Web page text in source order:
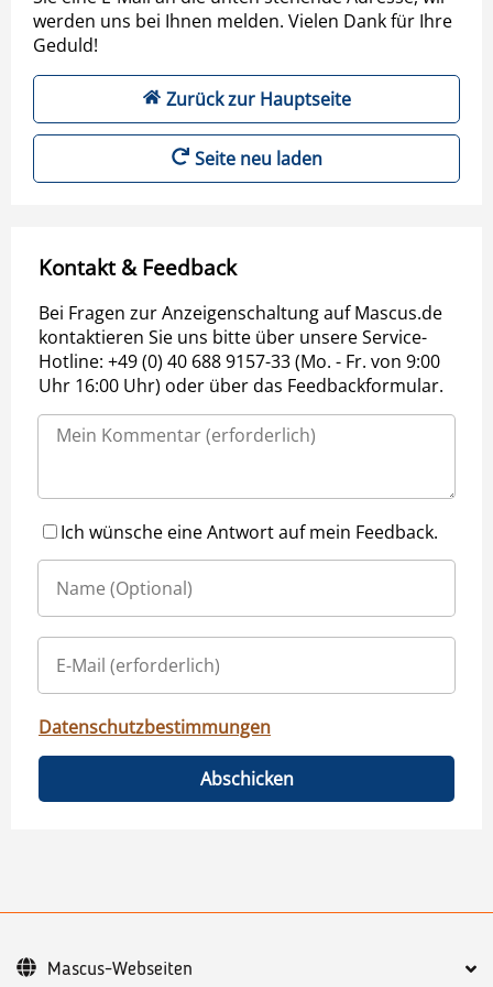
werden uns bei Ihnen melden. Vielen Dank für Ihre
Geduld!
Zurück zur Hauptseite
Seite neu laden
Kontakt & Feedback
Bei Fragen zur Anzeigenschaltung auf Mascus.de
kontaktieren Sie uns bitte über unsere Service-
Hotline: +49 (0) 40 688 9157-33 (Mo. - Fr. von 9:00
Uhr 16:00 Uhr) oder über das Feedbackformular.
Ich wünsche eine Antwort auf mein Feedback.
Datenschutzbestimmungen
Abschicken
Mascus-Webseiten